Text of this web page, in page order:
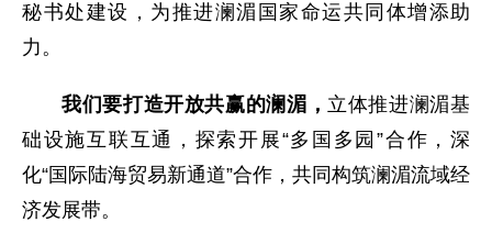
秘书处建设，为推进澜湄国家命运共同体增添助
力。
我们要打造开放共赢的澜湄， 立体推进澜湄基
础设施互联互通，探索开展“多国多园”合作，深
化“国际陆海贸易新通道”合作，共同构筑澜湄流域经
济发展带。